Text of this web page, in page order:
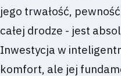
jego trwałość,
całej drodze - jest
Inwestycja w
komfort, ale jej